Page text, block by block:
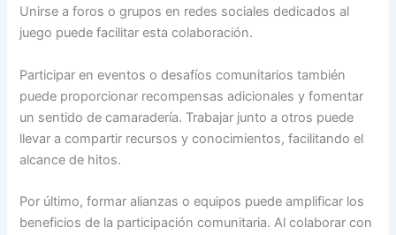
Unirse a foros o grupos en redes sociales dedicados al
juego puede facilitar esta colaboración.
Participar en eventos o desafíos comunitarios también
puede proporcionar recompensas adicionales y fomentar
un sentido de camaradería. Trabajar junto a otros puede
llevar a compartir recursos y conocimientos, facilitando el
alcance de hitos.
Por último, formar alianzas o equipos puede amplificar los
beneficios de la participación comunitaria. Al colaborar con